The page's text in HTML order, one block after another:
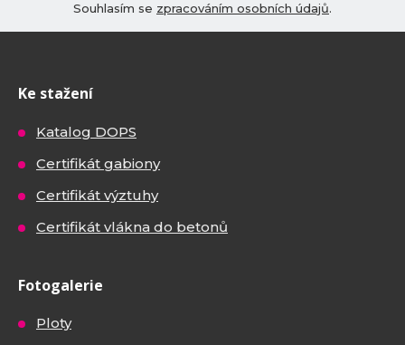
Souhlasím se zpracováním osobních údajů.
Ke stažení
Katalog DOPS
Certifikát gabiony
Certifikát výztuhy
Certifikát vlákna do betonů
Fotogalerie
Ploty